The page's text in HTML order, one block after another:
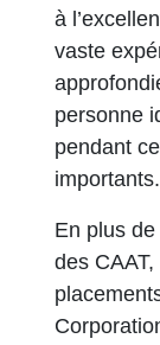
à
vaste
personne
pendant
En plus
des